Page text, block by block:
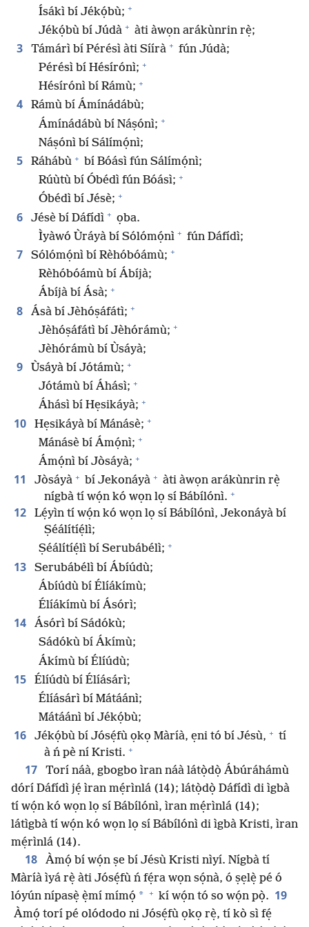
Ísákì bí Jékọ́bù; +
Jékọ́bù bí Júdà + àti àwọn arákùnrin rẹ̀;
3 Támárì bí Pérésì àti Síírà + fún Júdà;
Pérésì bí Hésírónì; +
Hésírónì bí Rámù; +
4
Rámù bí Ámínádábù;
Ámínádábù bí Náṣónì; +
Náṣónì bí Sálímọ́nì;
5 Ráhábù + bí Bóásì fún Sálímọ́nì;
Rúùtù bí Óbédì fún Bóásì; +
Óbédì bí Jésè; +
6 Jésè bí Dáfídì + ọba.
Ìyàwó Ùráyà bí Sólómọ́nì + fún Dáfídì;
7 Sólómọ́nì bí Rèhóbóámù; +
Rèhóbóámù bí Ábíjà;
Ábíjà bí Ásà; +
8 Ásà bí Jèhóṣáfátì; +
Jèhóṣáfátì bí Jèhórámù; +
Jèhórámù bí Ùsáyà;
9 Ùsáyà bí Jótámù; +
Jótámù bí Áhásì; +
Áhásì bí Hẹsikáyà; +
10 Hẹsikáyà bí Mánásè; +
Mánásè bí Ámọ́nì; +
Ámọ́nì bí Jòsáyà; +
11 Jòsáyà + bí Jekonáyà + àti àwọn arákùnrin rẹ̀
nígbà tí wọ́n kó wọn lọ sí Bábílónì. +
12
Lẹ́yìn tí wọ́n kó wọn lọ sí Bábílónì, Jekonáyà bí
Ṣéálítíẹ́lì;
Ṣéálítíẹ́lì bí Serubábélì; +
13
Serubábélì bí Ábíúdù;
Ábíúdù bí Élíákímù;
Élíákímù bí Ásórì;
14
Ásórì bí Sádókù;
Sádókù bí Ákímù;
Ákímù bí Élíúdù;
15
Élíúdù bí Élíásárì;
Élíásárì bí Mátáánì;
Mátáánì bí Jékọ́bù;
16 Jékọ́bù bí Jósẹ́fù ọkọ Màríà, ẹni tó bí Jésù, + tí
à ń pè ní Kristi. +
17
Torí náà, gbogbo ìran náà látọ̀dọ̀ Ábúráhámù
dórí Dáfídì jẹ́ ìran mẹ́rìnlá (14); látọ̀dọ̀ Dáfídì di ìgbà
tí wọ́n kó wọn lọ sí Bábílónì, ìran mẹ́rìnlá (14);
látìgbà tí wọ́n kó wọn lọ sí Bábílónì di ìgbà Kristi, ìran
mẹ́rìnlá (14).
18
Àmọ́ bí wọ́n ṣe bí Jésù Kristi nìyí. Nígbà tí
Màríà ìyá rẹ̀ àti Jósẹ́fù ń fẹ́ra wọn sọ́nà, ó ṣẹlẹ̀ pé ó
lóyún nípasẹ̀ ẹ̀mí mímọ́ * + kí wọ́n tó so wọ́n pọ̀. 19
Àmọ́ torí pé olódodo ni Jósẹ́fù ọkọ rẹ̀, tí kò sì fẹ́